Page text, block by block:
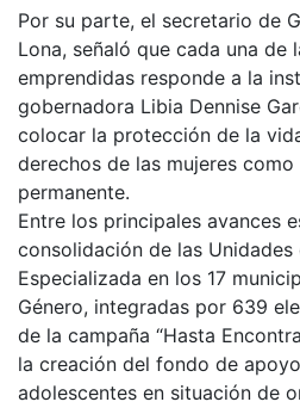
Por su parte, el secretario de
Lona, señaló que cada una de
emprendidas responde a la
gobernadora Libia Dennise
colocar la protección de la
derechos de las mujeres
permanente.
Entre los principales avances
consolidación de las Unidades
Especializada en los 17
Género, integradas por 639
de la campaña “Hasta
la creación del fondo de
adolescentes en situación de